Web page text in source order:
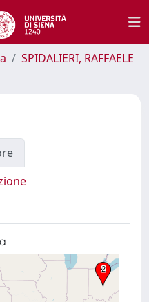
SPIDALIERI, RAFFAELE